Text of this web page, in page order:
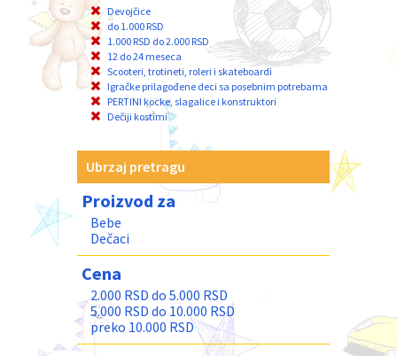
Devojčice
do 1.000 RSD
1.000 RSD do 2.000 RSD
12 do 24 meseca
Scooteri, trotineti, roleri i skateboardi
Igračke prilagođene deci sa posebnim potrebama
PERTINI kocke, slagalice i konstruktori
Dečiji kostimi
Ubrzaj pretragu
Proizvod za
Bebe
Dečaci
Cena
2.000 RSD do 5.000 RSD
5.000 RSD do 10.000 RSD
preko 10.000 RSD